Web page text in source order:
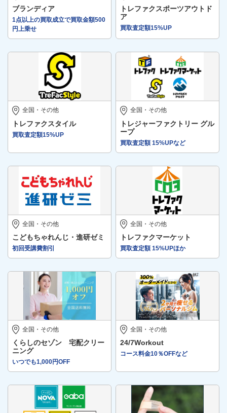
ブランディア
1点以上の買取成立で買取金額500
円上乗せ
トレファクスポーツアウトド
ア
買取査定額15%UP
全国・その他
トレファクスタイル
買取査定額15%UP
全国・その他
トレジャーファクトリー グル
ープ
買取査定額 15%UPなど
全国・その他
こどもちゃれんじ・進研ゼミ
初回受講費割引
全国・その他
トレファクマーケット
買取査定額 15%UPほか
全国・その他
くらしのセゾン 宅配クリー
ニング
いつでも1,000円OFF
全国・その他
24/7Workout
コース料金10％OFFなど